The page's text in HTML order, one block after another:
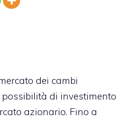
dei cambi
di investimento
azionario. Fino a